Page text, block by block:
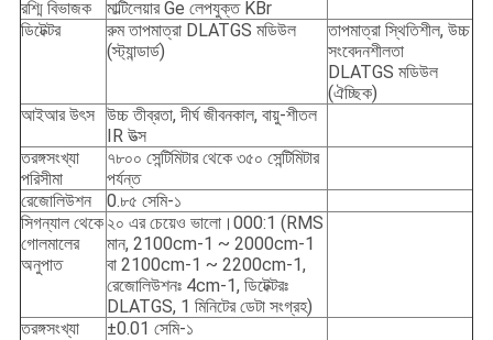
রশ্মি বিভাজক
মাল্টিলেয়ার Ge লেপযুক্ত KBr
ডিটেক্টর
রুম তাপমাত্রা DLATGS মডিউল
(স্ট্যান্ডার্ড)
তাপমাত্রা স্থিতিশীল, উচ্চ
সংবেদনশীলতা
DLATGS মডিউল
(ঐচ্ছিক)
আইআর উৎস উচ্চ তীব্রতা, দীর্ঘ জীবনকাল, বায়ু-শীতল
IR উত্স
তরঙ্গসংখ্যা
পরিসীমা
৭৮০০ সেন্টিমিটার থেকে ৩৫০ সেন্টিমিটার
পর্যন্ত
রেজোলিউশন
0.৮৫ সেমি-১
সিগন্যাল থেকে
গোলমালের
অনুপাত
২০ এর চেয়েও ভালো।000:1 (RMS
মান, 2100cm-1 ~ 2000cm-1
বা 2100cm-1 ~ 2200cm-1,
রেজোলিউশনঃ 4cm-1, ডিটেক্টরঃ
DLATGS, 1 মিনিটের ডেটা সংগ্রহ)
তরঙ্গসংখ্যা
±0.01 সেমি-১